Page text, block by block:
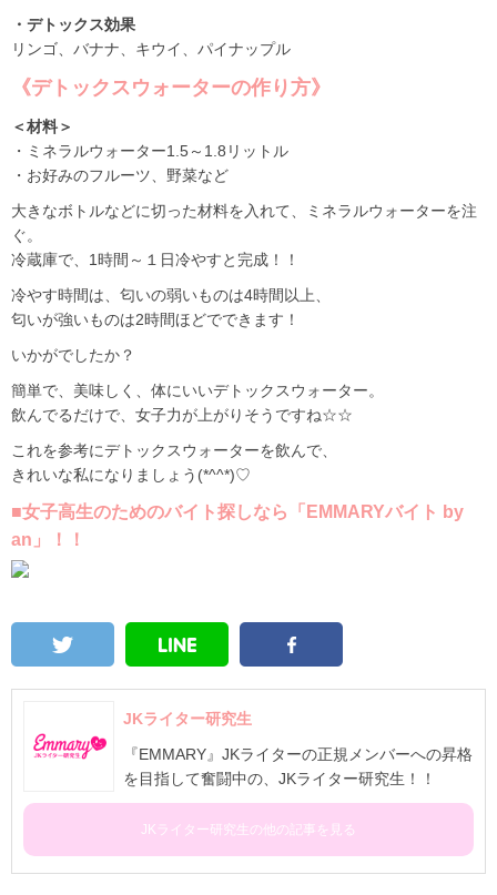
・デトックス効果
リンゴ、バナナ、キウイ、パイナップル
《デトックスウォーターの作り方》
＜材料＞
・ミネラルウォーター1.5～1.8リットル
・お好みのフルーツ、野菜など
大きなボトルなどに切った材料を入れて、ミネラルウォーターを注
ぐ。
冷蔵庫で、1時間～１日冷やすと完成！！
冷やす時間は、匂いの弱いものは4時間以上、
匂いが強いものは2時間ほどでできます！
いかがでしたか？
簡単で、美味しく、体にいいデトックスウォーター。
飲んでるだけで、女子力が上がりそうですね☆☆
これを参考にデトックスウォーターを飲んで、
きれいな私になりましょう(*^^*)♡
■女子高生のためのバイト探しなら「EMMARYバイト by
an」！！
JKライター研究生
『EMMARY』JKライターの正規メンバーへの昇格
を目指して奮闘中の、JKライター研究生！！
JKライター研究生の他の記事を見る